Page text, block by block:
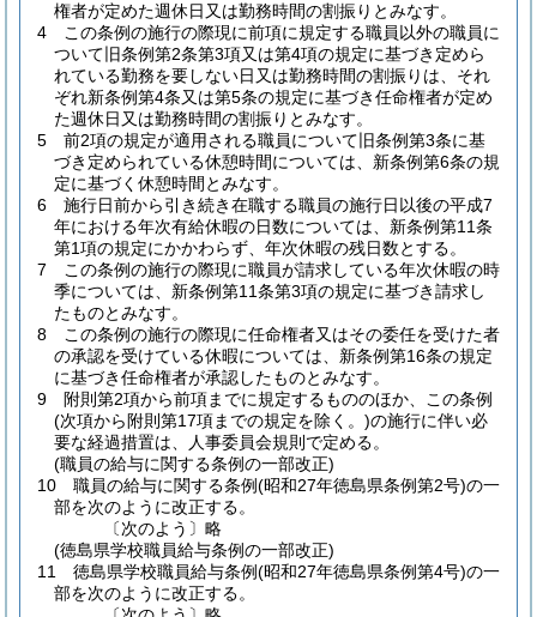
権者が定めた週休日又は勤務時間の割振りとみなす。
4
この条例の施行の際現に前項に規定する職員以外の職員に
ついて旧条例第2条第3項又は第4項の規定に基づき定めら
れている勤務を要しない日又は勤務時間の割振りは、それ
ぞれ新条例第4条又は第5条の規定に基づき任命権者が定め
た週休日又は勤務時間の割振りとみなす。
5
前2項の規定が適用される職員について旧条例第3条に基
づき定められている休憩時間については、新条例第6条の規
定に基づく休憩時間とみなす。
6
施行日前から引き続き在職する職員の施行日以後の平成7
年における年次有給休暇の日数については、新条例第11条
第1項の規定にかかわらず、年次休暇の残日数とする。
7
この条例の施行の際現に職員が請求している年次休暇の時
季については、新条例第11条第3項の規定に基づき請求し
たものとみなす。
8
この条例の施行の際現に任命権者又はその委任を受けた者
の承認を受けている休暇については、新条例第16条の規定
に基づき任命権者が承認したものとみなす。
9
附則第2項から前項までに規定するもののほか、この条例
(次項から附則第17項までの規定を除く。)の施行に伴い必
要な経過措置は、人事委員会規則で定める。
(職員の給与に関する条例の一部改正)
10
職員の給与に関する条例(昭和27年徳島県条例第2号)の一
部を次のように改正する。
〔次のよう〕略
(徳島県学校職員給与条例の一部改正)
11
徳島県学校職員給与条例(昭和27年徳島県条例第4号)の一
部を次のように改正する。